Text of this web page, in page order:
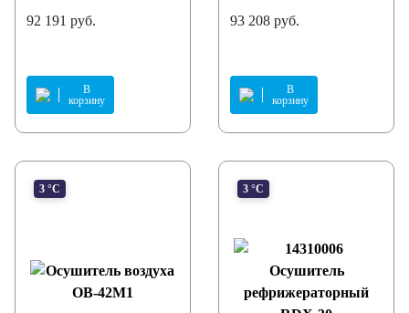
92 191 руб.
В
корзину
93 208 руб.
В
корзину
3 °С 3 °С